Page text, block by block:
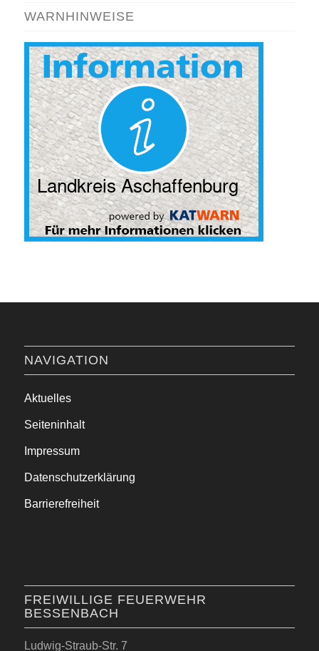
WARNHINWEISE
NAVIGATION
Aktuelles
Seiteninhalt
Impressum
Datenschutzerklärung
Barrierefreiheit
FREIWILLIGE FEUERWEHR
BESSENBACH
Ludwig-Straub-Str. 7